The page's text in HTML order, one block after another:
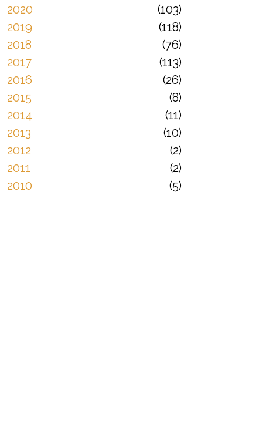
2020
103
2019
118
2018
76
2017
113
2016
26
2015
8
2014
11
2013
10
2012
2
2011
2
2010
5